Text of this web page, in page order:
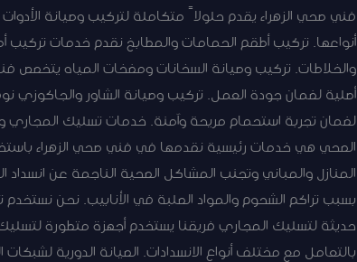
فني صحي الزهراء يقدم حلولاً متكاملة لتركيب وصيانة
أنواعها. تركيب أطقم الحمامات والمطابخ نقدم خدمات
والخلاطات. تركيب وصيانة السخانات ومضخات المياه يتخصص
أصلية لضمان جودة العمل. تركيب وصيانة الشاور والجاكوزي
لضمان تجربة استحمام مريحة وآمنة. خدمات تسليك
الصحي هي خدمات رئيسية نقدمها في فني صحي الزهراء
المنازل والمباني وتجنب المشاكل الصحية الناجمة عن
بسبب تراكم الشحوم والمواد الصلبة في الأنابيب. نحن
حديثة لتسليك المجاري فريقنا يستخدم أجهزة متطورة
بالتعامل مع مختلف أنواع الانسدادات. الصيانة الدورية